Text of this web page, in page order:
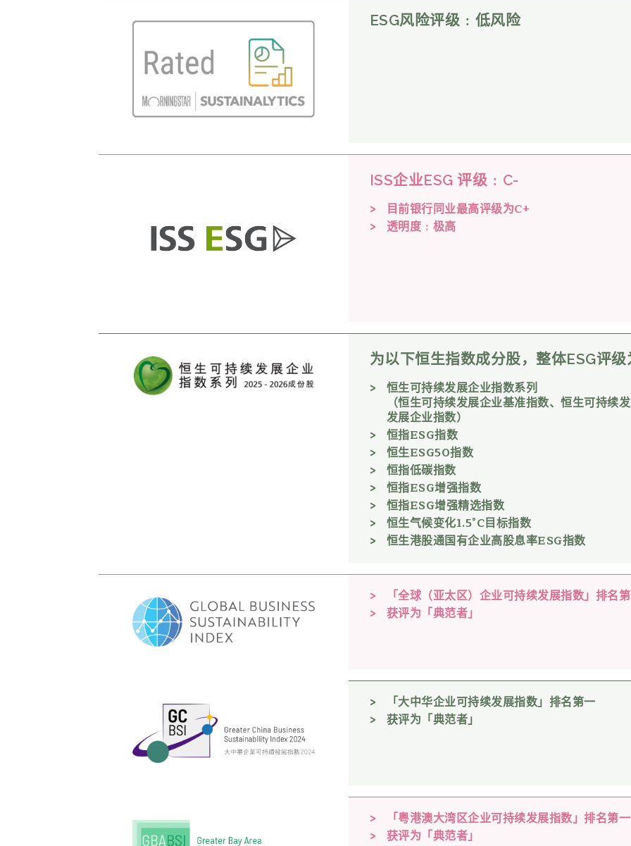
ESG风险评级﹕低风险
ISS企业ESG 评级﹕C-
目前银行同业最高评级为C+
透明度﹕极高
为以下恒生指数成分股，整体ESG评
恒生可持续发展企业指数系列
（恒生可持续发展企业基准指数、恒生可持续
发展企业指数）
恒指ESG指数
恒生ESG50指数
恒指低碳指数
恒指ESG增强指数
恒指ESG增强精选指数
恒生气候变化1.5°C目标指数
恒生港股通国有企业高股息率ESG指数
「全球（亚太区）企业可持续发展指数」排名
获评为「典范者」
「大中华企业可持续发展指数」排名第一
获评为「典范者」
「粤港澳大湾区企业可持续发展指数」排名第一
获评为「典范者」